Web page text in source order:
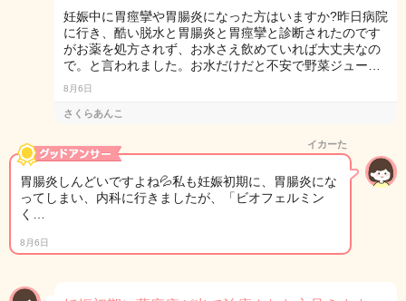
妊娠中に胃痙攣や胃腸炎になった方はいますか?昨日病院
に行き、酷い脱水と胃腸炎と胃痙攣と診断されたのです
がお薬を処方されず、お水さえ飲めていれば大丈夫なの
で。と言われました。お水だけだと不安で野菜ジュー…
8月6日
さくらあんこ
イカーた
胃腸炎しんどいですよね💦私も妊娠初期に、胃腸炎にな
ってしまい、内科に行きましたが、「ビオフェルミン
く…
8月6日